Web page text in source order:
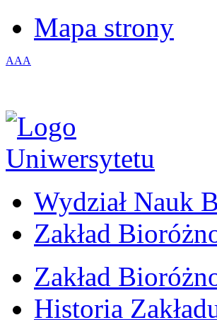
Mapa strony
AAA
Wydział Nauk
Zakład
Zakład
Historia